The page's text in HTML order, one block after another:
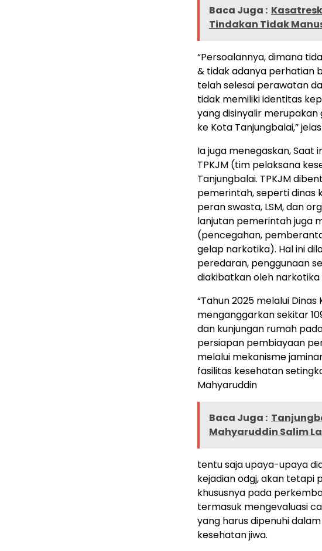
Baca Juga :
Tindakan Tidak
“Persoalannya, dimana
& tidak adanya perhatian
telah selesai perawatan
tidak memiliki identitas
yang disinyalir
ke Kota Tanjungbalai,”
Ia juga menegaskan, Saat
TPKJM (tim pelaksana
Tanjungbalai. TPKJM
pemerintah, seperti dinas
peran swasta, LSM, dan
lanjutan pemerintah juga
(pencegahan,
gelap narkotika). Hal ini
peredaran, penggunaan
diakibatkan oleh narkotika
“Tahun 2025 melalui
menganggarkan sekitar
dan kunjungan rumah
persiapan pembiayaan
melalui mekanisme
fasilitas kesehatan
Mahyaruddin
Baca Juga :
Mahyaruddin Salim
tentu saja upaya-upaya
kejadian odgj, akan
khususnya pada
termasuk mengevaluasi
yang harus dipenuhi
kesehatan jiwa.